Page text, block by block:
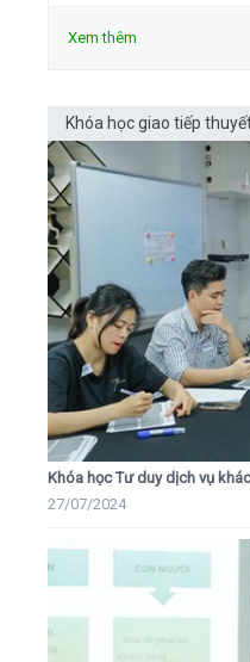
Xem thêm
Khóa học giao tiếp
Khóa học Tư duy dịch vụ
27/07/2024